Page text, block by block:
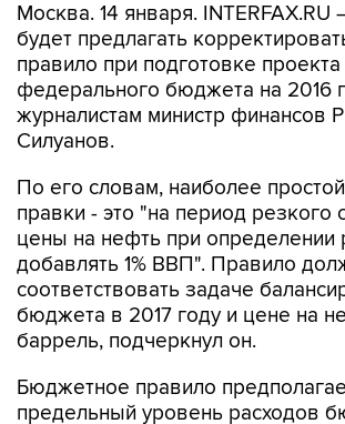
Москва. 14 января.
будет предлагать
правило при подготовке проекта
федерального бюджета на 2016
журналистам министр финансов
Силуанов.
По его словам, наиболее
правки - это "на период резкого
цены на нефть при определении
добавлять 1% ВВП". Правило
соответствовать задаче
бюджета в 2017 году и цене на
баррель, подчеркнул он.
Бюджетное правило
предельный уровень расходов